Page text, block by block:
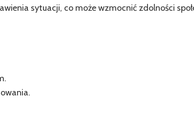
sytuacji, co może wzmocnić zdolności